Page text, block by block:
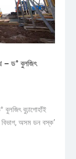
– ড° বুলজিৎ
বুলজিৎ বুঢ়াগোহাঁই
বিভাগ, অসম ডন বস্ক’